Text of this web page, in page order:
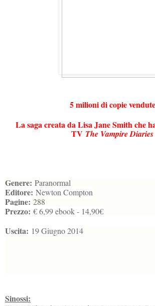
5 milioni di copie vendute
La saga creata da Lisa Jane Smith che
TV The Vampire Diaries
Genere: Paranormal
Editore: Newton Compton
Pagine: 288
Prezzo: € 6,99 ebook - 14,90€
Uscita: 19 Giugno 2014
Sinossi: